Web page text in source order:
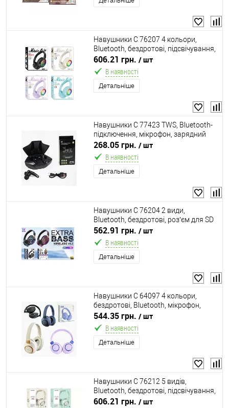
Навушники C 76207 4 кольори,
Bluetooth, бездротові, підсвічування,
мікрофон, в коробці, ВИДАЄТЬСЯ
МІКС
606.21 грн. / шт
В наявності
Детальніше
Навушники C 77423 TWS, Bluetooth-
підключення, мікрофон, зарядний
кейс, сенсорне керування, Hi-Fi звук,
частота 2.4GHz, в коробці
268.05 грн. / шт
В наявності
Детальніше
Навушники C 76204 2 види,
Bluetooth, бездротові, роз’єм для SD
карти, в коробці
562.91 грн. / шт
В наявності
Детальніше
Навушники C 64097 4 кольори,
бездротові, Bluetooth, мікрофон,
ВИДАЄТЬСЯ ТІЛЬКИ МІКС ВИДІВ, в
коробці
544.35 грн. / шт
В наявності
Детальніше
Навушники C 76212 5 видів,
Bluetooth, бездротові, підсвічування,
мікрофон, роз’єм для SD карти, в
606.21 грн. / шт